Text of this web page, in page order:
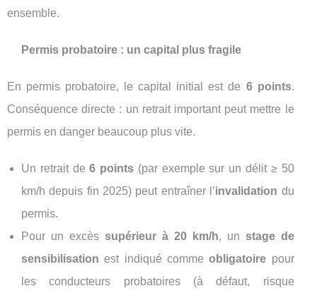
ensemble.
Permis probatoire : un capital plus fragile
En permis probatoire, le capital initial est de 6 points.
Conséquence directe : un retrait important peut mettre le
permis en danger beaucoup plus vite.
Un retrait de6 points (par exemple sur un délit ≥ 50
km/h depuis fin 2025) peut entraîner l’invalidation du
permis.
Pour un excès supérieur à 20 km/h, un stage de
sensibilisation est indiqué commeobligatoire pour
les conducteurs probatoires (à défaut, risque